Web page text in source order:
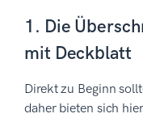
1. Die
mit Deckblatt
Direkt zu Beginn
daher bieten sich hier